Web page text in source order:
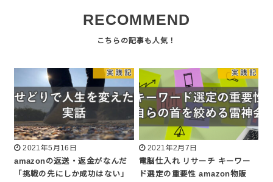
RECOMMEND
2021年5月16日
amazonの返送・返金がなんだ
「挑戦の先にしか成功はない」
2021年2月7日
電脳仕入れ リサーチ キーワー
ド選定の重要性 amazon物販